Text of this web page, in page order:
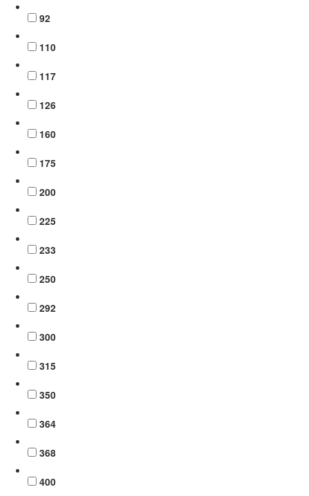
92
110
117
126
160
175
200
225
233
250
292
300
315
350
364
368
400